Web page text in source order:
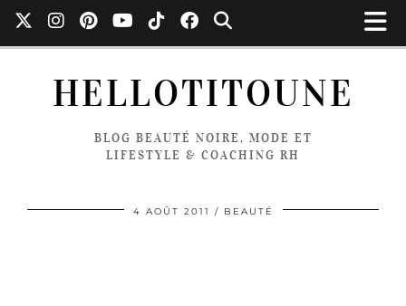
HELLOTITOUNE
BLOG BEAUTÉ NOIRE, MODE ET
LIFESTYLE & COACHING RH
4 AOÛT 2011 BEAUTÉ